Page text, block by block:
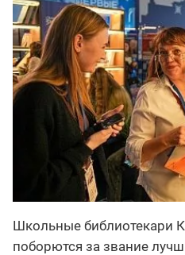
Школьные библиотекари
поборются за звание